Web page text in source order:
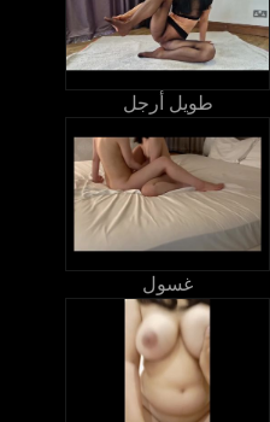
طويل أرجل
غسول